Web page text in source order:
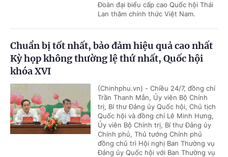
Đoàn đại biểu cấp cao Quốc hội Thái
Lan thăm chính thức Việt Nam.
Chuẩn bị tốt nhất, bảo đảm hiệu quả cao nhất
Kỳ họp không thường lệ thứ nhất, Quốc hội
khóa XVI
(Chinhphu.vn) - Chiều 24/7, đồng chí
Trần Thanh Mẫn, Ủy viên Bộ Chính
trị, Bí thư Đảng ủy Quốc hội, Chủ tịch
Quốc hội và đồng chí Lê Minh Hưng,
Ủy viên Bộ Chính trị, Bí thư Đảng ủy
Chính phủ, Thủ tướng Chính phủ
đồng chủ trì Hội nghị Ban Thường vụ
Đảng ủy Quốc hội với Ban Thường vụ